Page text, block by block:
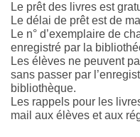
Le prêt des livres est
Le délai de prêt est de
Le n° d’exemplaire de
enregistré par la
Les élèves ne peuvent
sans passer par
bibliothèque.
Les rappels pour les
mail aux élèves et aux